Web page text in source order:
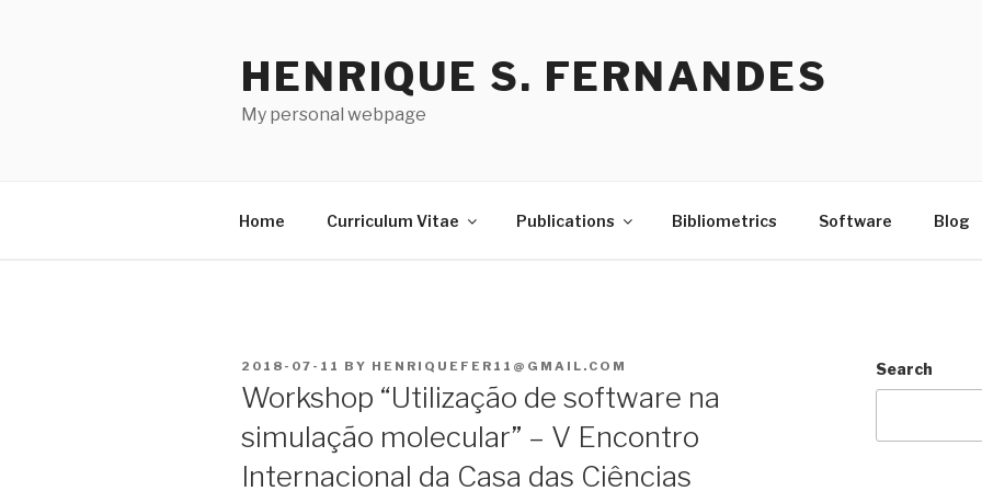
HENRIQUE S. FERNANDES
My personal webpage
Home Curriculum Vitae Publications Bibliometrics Software Blog
POSTED
2018-07-11 BY HENRIQUEFER11@GMAIL.COM
Workshop “Utilização de software na
simulação molecular” – V Encontro
Internacional da Casa das Ciências
Search